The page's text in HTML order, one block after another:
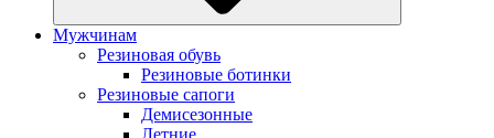
Мужчинам
Резиновая обувь
Резиновые ботинки
Резиновые сапоги
Демисезонные
Летние